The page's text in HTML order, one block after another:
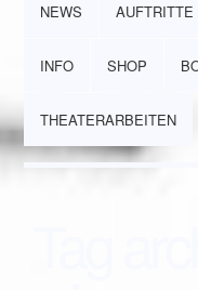
NEWS AUFTRITTE
INFO SHOP
THEATERARBEITEN